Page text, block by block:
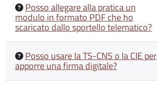
Posso allegare alla pratica un
modulo in formato PDF che ho
scaricato dallo sportello telematico?
Posso usare la TS-CNS o la CIE per
apporre una firma digitale?